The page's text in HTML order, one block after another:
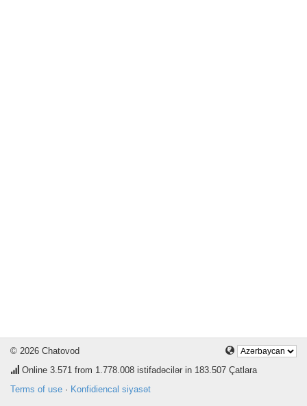
© 2026 Chatovod
Online 3.571 from 1.778.008 istifadəcilər in 183.507 Çatlara
Terms of use · Konfidiencal siyasət